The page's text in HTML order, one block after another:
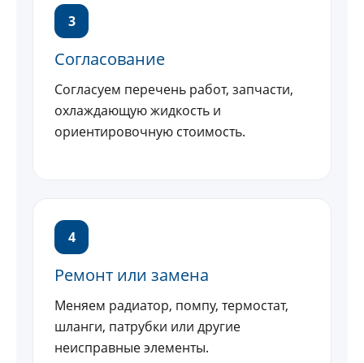
3
Согласование
Согласуем перечень работ, запчасти,
охлаждающую жидкость и
ориентировочную стоимость.
4
Ремонт или замена
Меняем радиатор, помпу, термостат,
шланги, патрубки или другие
неисправные элементы.